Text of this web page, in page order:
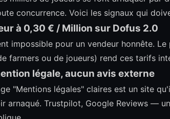
concurrence. Voici les signaux qui
à 0,30 € / Million sur Dofus 2.0
impossible pour un vendeur honnête.
farmers ou de joueurs) rend ces tarifs
légale, aucun avis externe
"Mentions légales" claires est un site
arnaqué. Trustpilot, Google Reviews —